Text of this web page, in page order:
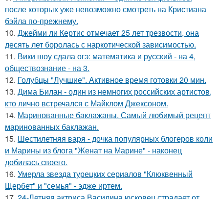
после которых уже невозможно смотреть на Кристиана
бэйла по-прежнему.
10. Джейми ли Кертис отмечает 25 лет трезвости, она
десять лет боролась с наркотической зависимостью.
11. Вики шоу сдала огэ: математика и русский - на 4,
обществознание - на 3.
12. Голубцы "Лучшие". Активное время готовки 20 мин.
13. Дима Билан - один из немногих российских артистов,
кто лично встречался с Майклом Джексоном.
14. Маринованные баклажаны. Самый любимый рецепт
маринованных баклажан.
15. Шестилетняя варя - дочка популярных блогеров коли
и Марины из блога "Женат на Марине" - наконец
добилась своего.
16. Умерла звезда турецких сериалов "Клюквенный
Щербет" и "семья" - эдже иртем.